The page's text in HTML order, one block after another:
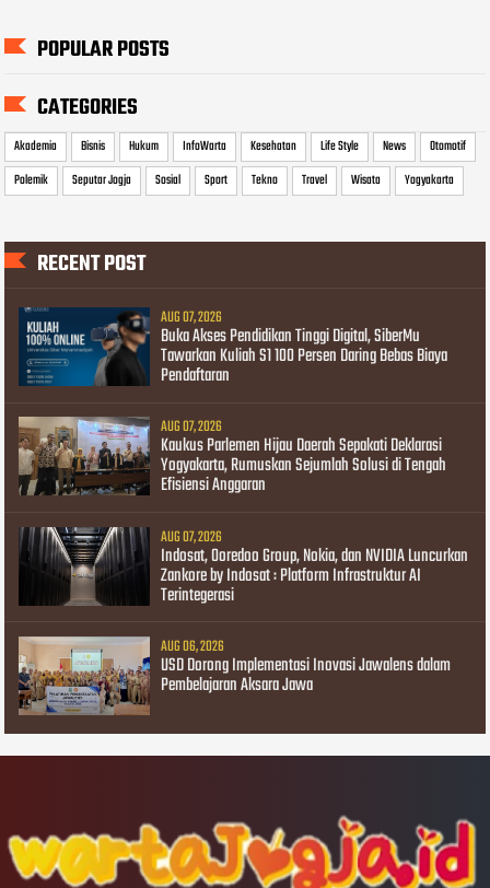
POPULAR POSTS
CATEGORIES
Akademia Bisnis Hukum InfoWarta Kesehatan Life Style News
Otomotif
Polemik
Seputar Jogja Sosial Sport Tekno Travel Wisata Yogyakarta
RECENT POST
AUG 07, 2026
Buka Akses Pendidikan Tinggi Digital, SiberMu
Tawarkan Kuliah S1 100 Persen Daring Bebas Biaya
Pendaftaran
AUG 07, 2026
Kaukus Parlemen Hijau Daerah Sepakati Deklarasi
Yogyakarta, Rumuskan Sejumlah Solusi di Tengah
Efisiensi Anggaran
AUG 07, 2026
Indosat, Ooredoo Group, Nokia, dan NVIDIA Luncurkan
Zankore by Indosat : Platform Infrastruktur AI
Terintegerasi
AUG 06, 2026
USD Dorong Implementasi Inovasi Jawalens dalam
Pembelajaran Aksara Jawa